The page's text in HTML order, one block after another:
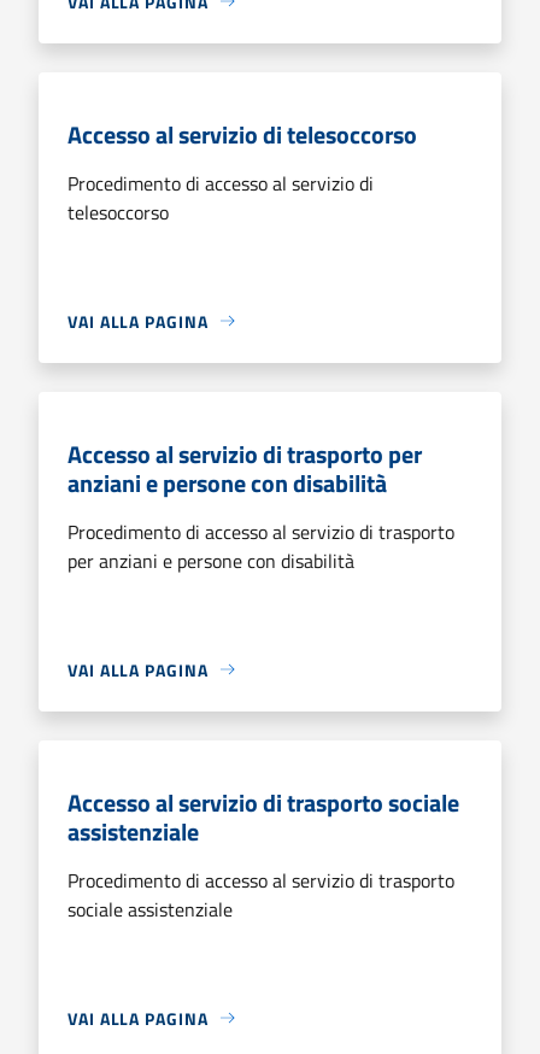
Accesso al servizio di telesoccorso
Procedimento di accesso al servizio di
telesoccorso
VAI ALLA PAGINA
Accesso al servizio di trasporto per
anziani e persone con disabilità
Procedimento di accesso al servizio di trasporto
per anziani e persone con disabilità
VAI ALLA PAGINA
Accesso al servizio di trasporto sociale
assistenziale
Procedimento di accesso al servizio di trasporto
sociale assistenziale
VAI ALLA PAGINA